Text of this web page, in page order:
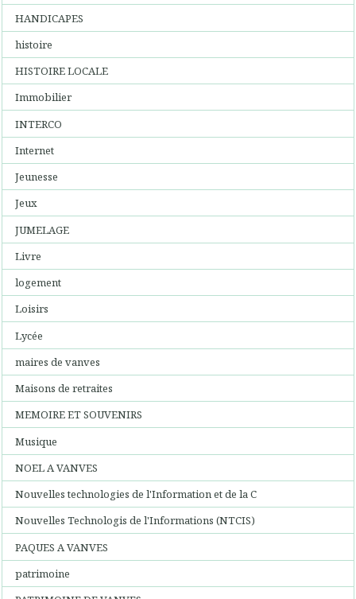
HANDICAPES
histoire
HISTOIRE LOCALE
Immobilier
INTERCO
Internet
Jeunesse
Jeux
JUMELAGE
Livre
logement
Loisirs
Lycée
maires de vanves
Maisons de retraites
MEMOIRE ET SOUVENIRS
Musique
NOEL A VANVES
Nouvelles technologies de l'Information et de la C
Nouvelles Technologis de l'Informations (NTCIS)
PAQUES A VANVES
patrimoine